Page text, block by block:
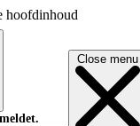
hoofdinhoud
Close menu